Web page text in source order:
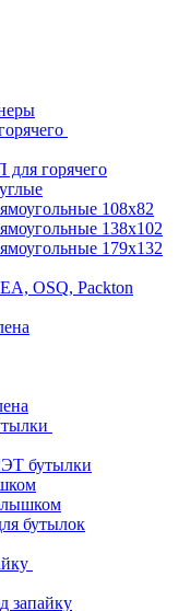
горячего
108х82
138х102
179х132
OSQ, Packton
бутылки
бутылок
запайку